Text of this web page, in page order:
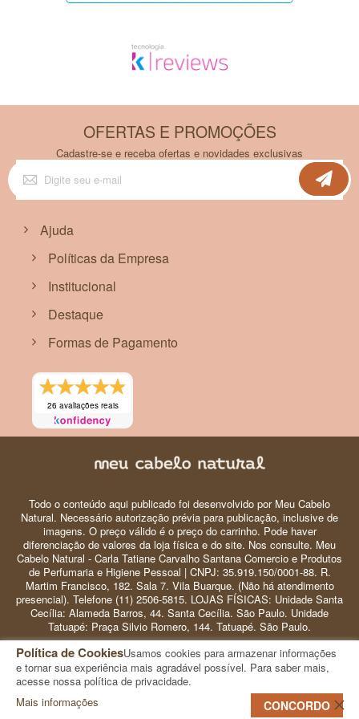
Política de CookiesUsamos cookies para armazenar informações
e tornar sua experiência mais agradável possível. Para saber mais,
acesse nossa política de privacidade.
Mais informações
CONCORDO
CHLORIDE, SORBITOL, PROPYLENE GLYCOL, CETYL
PALMITATE, CICLOMETHICONE, PARFUM, MICA, TITANIUM
METHYLCHLOROISOTHIAZOLINONE. Pode conter: 16255, 42090,
60730, 74160, 75100, 777266.
OFERTAS E PROMOÇÕES
Cadastre-se e receba ofertas e novidades exclusivas
Inscreva-
se
na
Ajuda
Políticas da Empresa
Institucional
Destaque
Formas de Pagamento
26 avaliações reais
Todo o conteúdo aqui publicado foi desenvolvido por Meu Cabelo
Natural. Necessário autorização prévia para publicação, inclusive de
imagens. O preço válido é o preço do carrinho. Pode haver
diferenciação de valores da loja física e do site. Nos consulte. Meu
Cabelo Natural - Carla Tatiane Carvalho Santana Comercio e Produtos
de Perfumaria e Higiene Pessoal | CNPJ: 35.919.150/0001-88. R.
Martim Francisco, 182. Sala 7. Vila Buarque. (Não há atendimento
presencial). Telefone (11) 2506-5815. LOJAS FÍSICAS: Unidade Santa
Cecília: Alameda Barros, 44. Santa Cecília. São Paulo. Unidade
Tatuapé: Praça Silvio Romero, 144. Tatuapé. São Paulo.
© 2024 Meu Cabelo Natural - Copyright